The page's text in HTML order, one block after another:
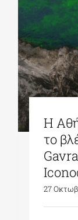
ΔΙΔΑΚΤΟΡΙΚΑ
ΕΚΠΑΙΔΕΥΤΙΚΑ
ΠΟΛΙΤΙΣΤΙΚΟΙ
ΧΩΡΟΙ ΤΕΧΝΗΣ
Η
το
27